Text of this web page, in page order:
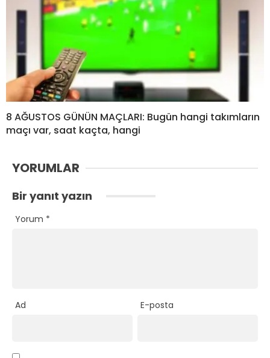
8 AĞUSTOS GÜNÜN MAÇLARI: Bugün hangi takımların
maçı var, saat kaçta, hangi
YORUMLAR
Bir yanıt yazın
Yorum *
Ad E-posta